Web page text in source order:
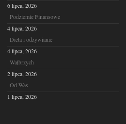
6 lipca, 2026
Podziemie Finansowe
4 lipca, 2026
Dieta i odżywianie
4 lipca, 2026
Wałbrzych
2 lipca, 2026
Od Was
1 lipca, 2026